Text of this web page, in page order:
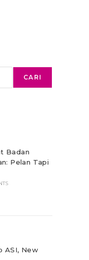
CARI
Badan
Pelan Tapi
ASI, New